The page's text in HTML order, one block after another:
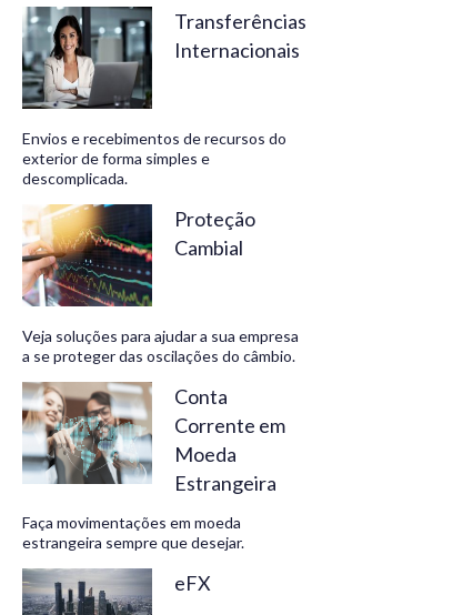
negócios
rentáveis
Transferências
Internacionais
Envios e recebimentos de recursos do
exterior de forma simples e
descomplicada.
Proteção
Cambial
Veja soluções para ajudar a sua empresa
a se proteger das oscilações do câmbio.
Conta
Corrente em
Moeda
Estrangeira
Faça movimentações em moeda
estrangeira sempre que desejar.
eFX